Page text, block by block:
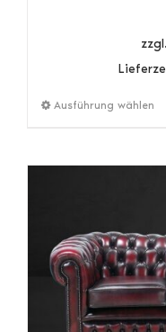
zzgl.
Ausführung wählen